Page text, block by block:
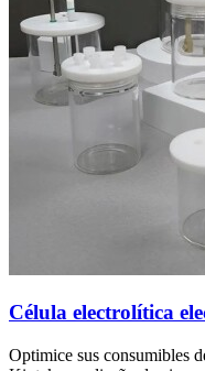
Célula electrolítica
Optimice sus consumibles